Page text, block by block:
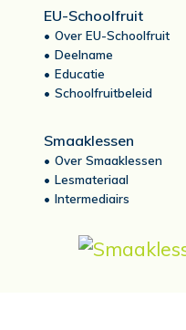
EU-Schoolfruit
Over EU-Schoolfruit
Deelname
Educatie
Schoolfruitbeleid
Smaaklessen
Over Smaaklessen
Lesmateriaal
Intermediairs